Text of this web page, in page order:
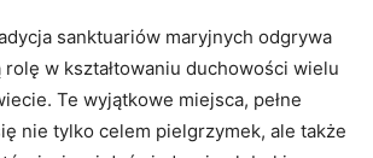
sanktuariów maryjnych odgrywa
w kształtowaniu duchowości wielu
Te wyjątkowe miejsca, pełne
nie tylko celem pielgrzymek, ale także